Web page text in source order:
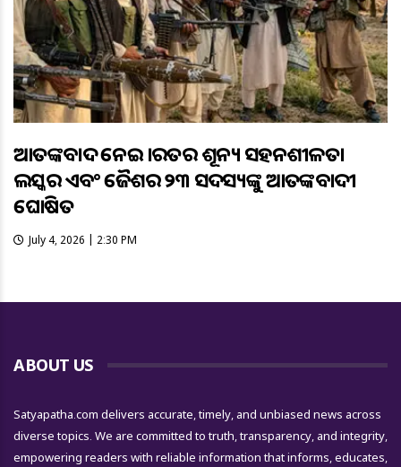
ଆତଙ୍କବାଦ ନେଇ ଭାରତର ଶୂନ୍ୟ ସହନଶୀଳତା
ଲସ୍କର ଏବଂ ଜୈଶର ୨୩ ସଦସ୍ୟଙ୍କୁ ଆତଙ୍କବାଦୀ
ଘୋଷିତ
July 4, 2026 | 2:30 PM
ABOUT US
Satyapatha.com delivers accurate, timely, and unbiased news across
diverse topics. We are committed to truth, transparency, and integrity,
empowering readers with reliable information that informs, educates,